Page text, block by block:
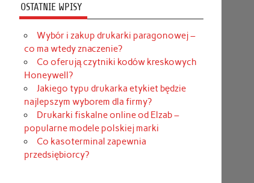
OSTATNIE WPISY
Wybór i zakup drukarki paragonowej –
co ma wtedy znaczenie?
Co oferują czytniki kodów kreskowych
Honeywell?
Jakiego typu drukarka etykiet będzie
najlepszym wyborem dla firmy?
Drukarki fiskalne online od Elzab –
popularne modele polskiej marki
Co kasoterminal zapewnia
przedsiębiorcy?